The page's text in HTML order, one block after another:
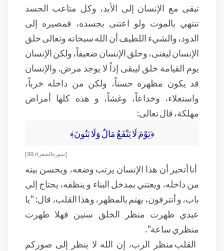
تبقى مع الإنسان إلى الأبد، وكل متاعب الجسد
تنتهي بالموت ولو اعتنى بجسده، فمصيره إلى
الدود، والشيء اللطيف أن الله سبحانه وتعالى خلق
الإنسان ليفنى، وخلق الإنسان ضعيفاً، ولكن الإنسان
يوم القيامة خلق ليبقى إذاً لا يوجد مرض. والإنسان
قد يكون مظهره حسناً، ولكن من داخله خرباً،
واستعلاء، وخداعاً، وغشاً، و هذه كلها أمراض
مهلكة، قال تعالى:
﴿يَوْمَ لَا يَنْفَعُ مَالٌ وَلَا بَنُونَ﴾
[سورة الشعراء:88]
أنا أتحير أن هذا الإنسان يرتب وضعه، ويحسن بيته
من داخله، ويعتني بمدخل البناء و ينظفه، يحتاج إلى
باب، و أنترفون، يهتم بالمظهر، وهذا القلب، قال: "يا
عبدي طهرت منظر الخلق سنين فهلا طهرت
منظري ساعة".
القلب منظر الرب، إن الله لا ينظر إلى صوركم